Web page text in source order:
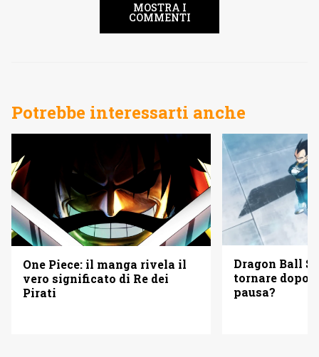
MOSTRA I
COMMENTI
Potrebbe interessarti anche
One Piece: il manga rivela il
vero significato di Re dei
Pirati
Dragon Ball
tornare dopo
pausa?